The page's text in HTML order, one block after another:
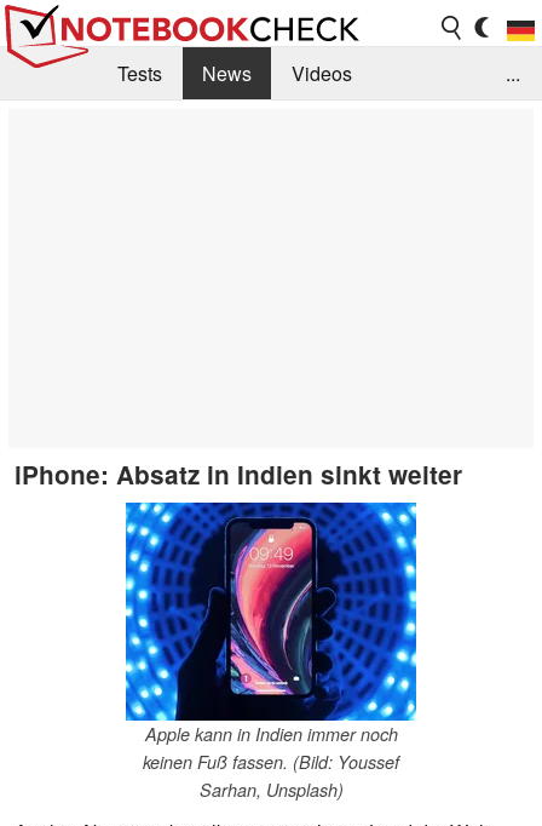
Tests News
Videos
...
iPhone: Absatz in Indien sinkt weiter
Apple kann in Indien immer noch
keinen Fuß fassen. (Bild: Youssef
Sarhan, Unsplash)